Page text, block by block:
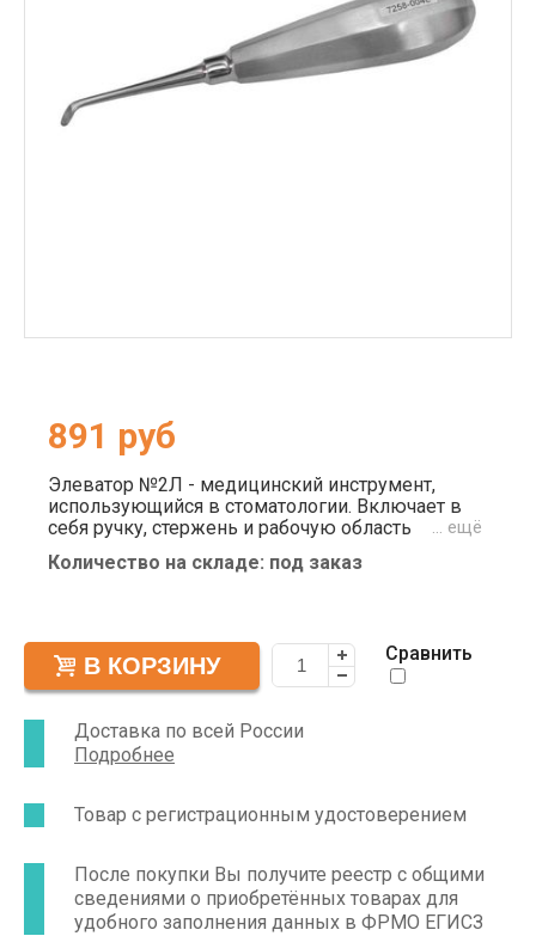
891 руб
Элеватор №2Л - медицинский инструмент,
использующийся в стоматологии. Включает в
себя ручку, стержень и рабочую область
(изогнутую под углом 120 градусов). Угловые
элеваторы предназначены для экстракции
нержавеющая сталь. Разрешается
дезинфекция и стерилизация - обработка в
сухожаровом шкафу и автоклаве.
… ещё
Количество на складе: под заказ
Сравнить
Доставка по всей России
Подробнее
Товар с регистрационным удостоверением
После покупки Вы получите реестр с общими
сведениями о приобретённых товарах для
удобного заполнения данных в ФРМО ЕГИСЗ